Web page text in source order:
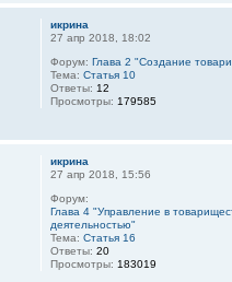
икрина
27 апр 2018, 18:02
Форум:Глава 2 "Создание
Тема:Статья 10
Ответы: 12
Просмотры: 179585
икрина
27 апр 2018, 15:56
Форум:
Глава 4 "Управление в
деятельностью"
Тема:Статья 16
Ответы:20
Просмотры: 183019